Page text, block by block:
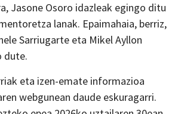
Jasone Osoro idazleak egingo ditu
lanak. Epaimahaia, berriz,
Sarriugarte eta Mikel Ayllon
dute.
eta izen-emate informazioa
webgunean daude eskuragarri.